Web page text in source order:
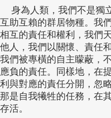
身為人類，我們不是獨
互助互賴的群居物種。我
相互的責任和權利，我們
他人，我們以關懷、責任
我們被專橫的自主矇蔽，
應負的責任。同樣地，在
利與對應的責任分開，忽
那是自我犧牲的任務，在
存活。